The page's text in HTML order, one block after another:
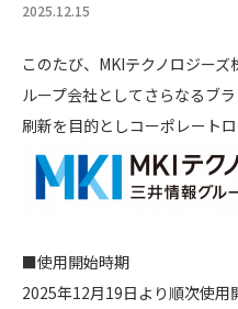
2025.12.15
このたび、MKIテクノロジー
ループ会社としてさらなるブ
刷新を目的としコーポレート
■使用開始時期
2025年12月19日より順次使用